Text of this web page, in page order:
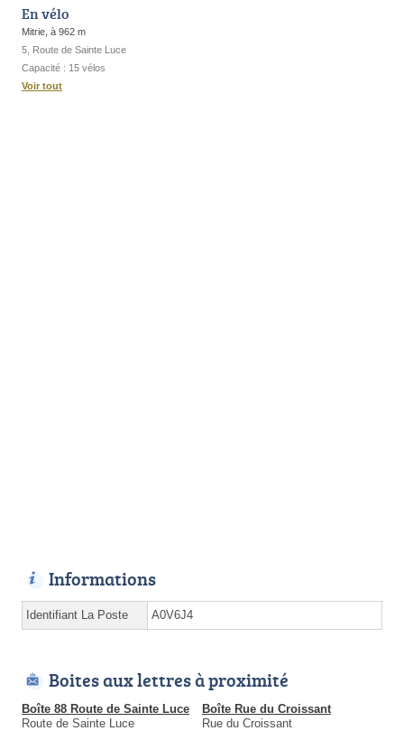
En vélo
Mitrie, à 962 m
5, Route de Sainte Luce
Capacité : 15 vélos
Voir tout
Informations
Identifiant La Poste A0V6J4
Boites aux lettres à proximité
Boîte 88 Route de Sainte Luce
Route de Sainte Luce
Boîte Rue du Croissant
Rue du Croissant